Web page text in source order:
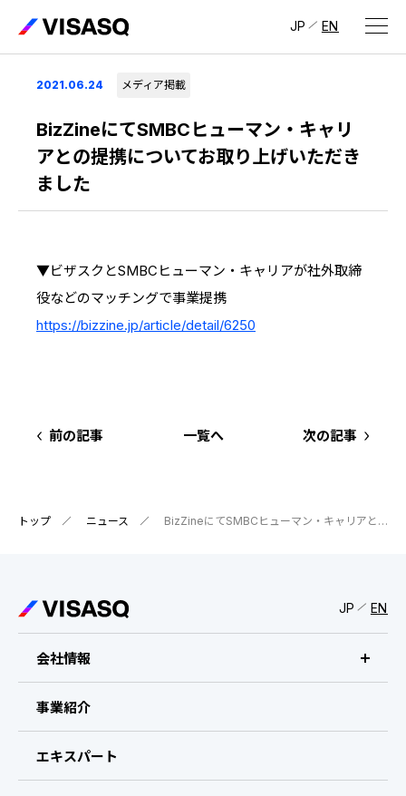
JP EN
会社情報
ビザスクについて
CEOメッセージ
経営メンバー
IR情報
IR情報トップ
免責事項
採用情報
2021.06.24 メディア掲載
BizZineにてSMBCヒューマン・キャリ
アとの提携についてお取り上げいただき
ました
▼ビザスクとSMBCヒューマン・キャリアが社外取締
役などのマッチングで事業提携
https://bizzine.jp/article/detail/6250
前の記事 一覧へ 次の記事
トップ ニュース BizZineにてSMBCヒューマン・キャリアとの提携についてお取り上げいただきました
JP EN
会社情報
ビザスクについて
CEOメッセージ
事業紹介
エキスパート